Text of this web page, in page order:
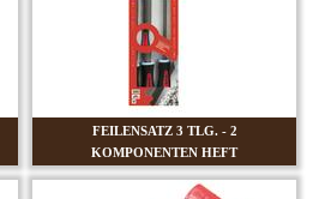
FEILENSATZ 3 TLG. - 2
KOMPONENTEN HEFT